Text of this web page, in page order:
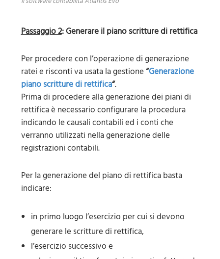
Passaggio 2: Generare il piano scritture di rettifica
Per procedere con l’operazione di generazione
ratei e risconti va usata la gestione“Generazione
piano scritture di rettifica“.
Prima di procedere alla generazione dei piani di
rettifica è necessario configurare la procedura
indicando le causali contabili ed i conti che
verranno utilizzati nella generazione delle
registrazioni contabili.
Per la generazione del piano di rettifica basta
indicare:
in primo luogo l’esercizio per cui si devono
generare le scritture di rettifica,
l’esercizio successivo e